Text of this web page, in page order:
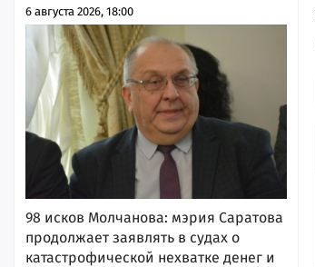
6 августа 2026, 18:00
98 исков Молчанова: мэрия Саратова
продолжает заявлять в судах о
катастрофической нехватке денег и